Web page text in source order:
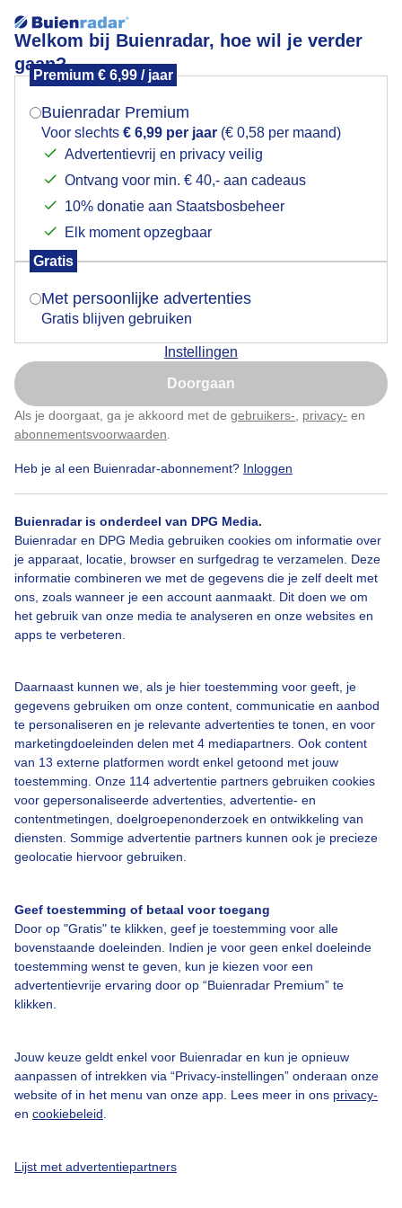
Welkom bij Buienradar, hoe wil je verder
gaan?
Premium € 6,99 / jaar
Buienradar Premium
Voor slechts € 6,99 per jaar (€ 0,58 per maand)
Advertentievrij en privacy veilig
Ontvang voor min. € 40,- aan cadeaus
10% donatie aan Staatsbosbeheer
Elk moment opzegbaar
Gratis
Met persoonlijke advertenties
Gratis blijven gebruiken
Instellingen
Doorgaan
Als je doorgaat, ga je akkoord met de gebruikers- privacy- en
abonnementsvoorwaarden
Heb je al een Buienradar-abonnement? Inloggen
Buienradar is onderdeel van DPG Media.
Buienradar en DPG Media gebruiken cookies om informatie over
je apparaat, locatie, browser en surfgedrag te verzamelen. Deze
informatie combineren we met de gegevens die je zelf deelt met
ons, zoals wanneer je een account aanmaakt. Dit doen we om
het gebruik van onze media te analyseren en onze websites en
apps te verbeteren.
Daarnaast kunnen we, als je hier toestemming voor geeft, je
gegevens gebruiken om onze content, communicatie en aanbod
te personaliseren en je relevante advertenties te tonen, en voor
marketingdoeleinden delen met 4 mediapartners. Ook content
van 13 externe platformen wordt enkel getoond met jouw
toestemming. Onze 114 advertentie partners gebruiken cookies
voor gepersonaliseerde advertenties, advertentie- en
contentmetingen, doelgroepenonderzoek en ontwikkeling van
diensten. Sommige advertentie partners kunnen ook je precieze
geolocatie hiervoor gebruiken.
Geef toestemming of betaal voor toegang
Door op "Gratis" te klikken, geef je toestemming voor alle
bovenstaande doeleinden. Indien je voor geen enkel doeleinde
toestemming wenst te geven, kun je kiezen voor een
advertentievrije ervaring door op “Buienradar Premium” te
klikken.
Jouw keuze geldt enkel voor Buienradar en kun je opnieuw
aanpassen of intrekken via “Privacy-instellingen” onderaan onze
website of in het menu van onze app. Lees meer in ons privacy-
en cookiebeleid
Lijst met advertentiepartners
Kwelderland
Door: Tonny de Vries Gemaakt: 15-06-2026, 58x bekeken
Een moment geduld aub...
Over Buienradar
Bedrijfsgegevens
Veelgestelde vragen
Contact
Gebruikersvoorwaarden
Adverteren
Buienradar Team
Privacy beleid
Privacy instellingen
Gratis weerdata
Buienradar
Mogen we je locatie gebruiken voor het
Indien je hier nog geen akkoord op hebt gegeven,
verschijnt er zo een pop-up uit je browser waarin
Is goed, toon de popup
Nu niet, misschien later
Klik hierom dit aan te passen